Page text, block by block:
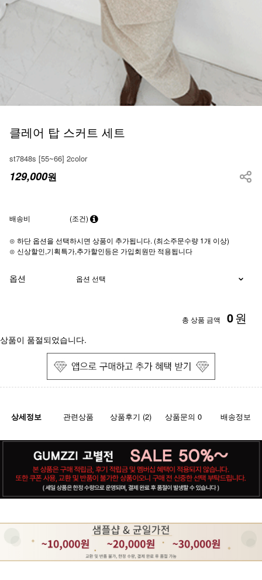
클레어 탑 스커트 세트
st7848s [55~66] 2color
129,000원
배송비 (조건)
⊙ 하단 옵션을 선택하시면 상품이 추가됩니다. (최소주문수량 1개 이상)
⊙ 신상할인,기획특가,추가할인등은 가입회원만 적용됩니다
옵션
총 상품 금액 0원
상품이 품절되었습니다.
상세정보 관련상품 상품후기 (2) 상품문의 0 배송정보